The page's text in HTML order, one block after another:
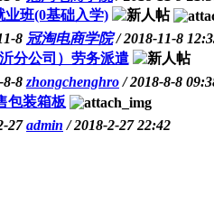
业班(0基础入学)
8 冠淘电商学院/ 2018-11-8
公司）劳务派遣
8-8 zhongchenghro/ 2018-8-8
包装箱板
27 admin / 2018-2-27 22:42